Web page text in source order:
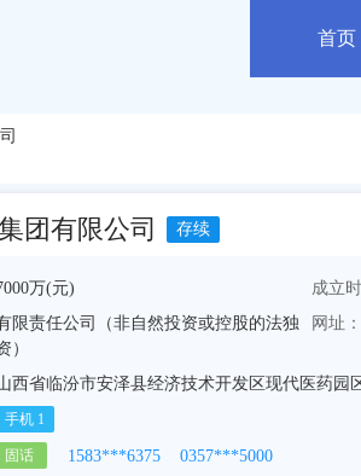
首页
团有限公司 存续
万(元) 成立
限责任公司（非自然投资或控股的法独
）
网址：
西省临汾市安泽县经济技术开发区现代医药园
手机 1
固话 1583***6375
0357***5000